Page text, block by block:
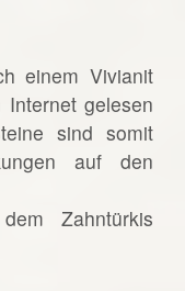
einem Vivianit
gelesen
sind somit
auf den
Zahntürkis